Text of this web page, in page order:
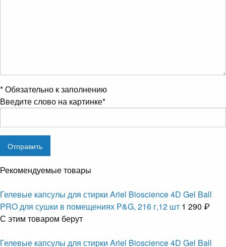
*Обязательно к заполнению
Введите слово на картинке*
Рекомендуемые товары
Гелевые капсулы для стирки Ariel Bioscience 4D Gel Ball
PRO для сушки в помещениях P&G, 216 г,12 шт 1 290 ₽
С этим товаром берут
Гелевые капсулы для стирки Ariel Bioscience 4D Gel Ball